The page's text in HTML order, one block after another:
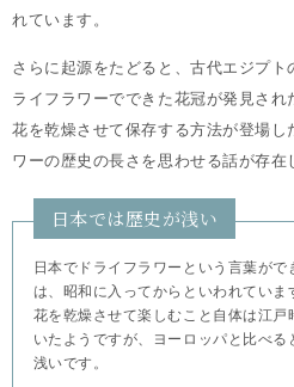
れています。
さらに起源をたどると、古代エジプト
ライフラワーでできた花冠が発見され
花を乾燥させて保存する方法が登場し
ワーの歴史の長さを思わせる話が存在
日本では歴史が浅い
日本でドライフラワーという言葉がで
は、昭和に入ってからといわれていま
花を乾燥させて楽しむこと自体は江戸
いたようですが、ヨーロッパと比べる
浅いです。